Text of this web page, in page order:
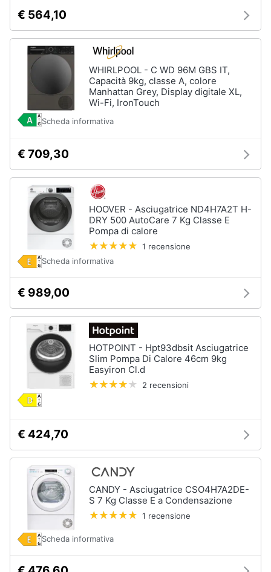
Elettrodomestici
Friggitrice
ad
aria
Macchina
Minipimer
Estrattore
Vedi
tutti
Piccoli
elettrodomestici
Termoventilatore
Termoconvettore
Condizionatori
Caminetto
Vedi
tutti
Elettrodomestici
professionali
Abbattitore
da
€ 564,10
WHIRLPOOL - C WD 96M GBS IT,
Capacità 9kg, classe A, colore
Manhattan Grey, Display digitale XL,
Wi-Fi, IronTouch
Scheda informativa
€ 709,30
HOOVER - Asciugatrice ND4H7A2T H-
DRY 500 AutoCare 7 Kg Classe E
Pompa di calore
1 recensione
Scheda informativa
€ 989,00
HOTPOINT - Hpt93dbsit Asciugatrice
Slim Pompa Di Calore 46cm 9kg
Easyiron Cl.d
2 recensioni
€ 424,70
CANDY - Asciugatrice CSO4H7A2DE-
S 7 Kg Classe E a Condensazione
1 recensione
Scheda informativa